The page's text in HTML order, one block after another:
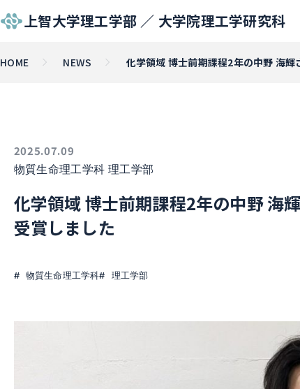
上智大学理工学部 ／ 大学院理工学研究科
HOME NEWS 化学領域 博士前期課程2年の中野 海
2025.07.09
物質生命理工学科 理工学部
化学領域 博士前期課程2年の中野 海
受賞しました
物質生命理工学科 理工学部